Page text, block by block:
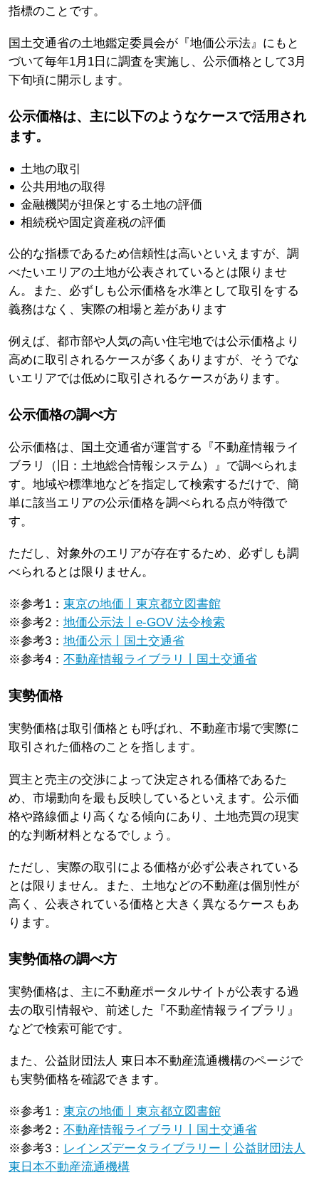
指標のことです。
国土交通省の土地鑑定委員会が『地価公示法』にもと
づいて毎年1月1日に調査を実施し、公示価格として3月
下旬頃に開示します。
公示価格は、主に以下のようなケースで活用され
ます。
土地の取引
公共用地の取得
金融機関が担保とする土地の評価
相続税や固定資産税の評価
公的な指標であるため信頼性は高いといえますが、調
べたいエリアの土地が公表されているとは限りませ
ん。また、必ずしも公示価格を水準として取引をする
義務はなく、実際の相場と差があります
例えば、都市部や人気の高い住宅地では公示価格より
高めに取引されるケースが多くありますが、そうでな
いエリアでは低めに取引されるケースがあります。
公示価格の調べ方
公示価格は、国土交通省が運営する『不動産情報ライ
ブラリ（旧：土地総合情報システム）』で調べられま
す。地域や標準地などを指定して検索するだけで、簡
単に該当エリアの公示価格を調べられる点が特徴で
す。
ただし、対象外のエリアが存在するため、必ずしも調
べられるとは限りません。
※参考1： 東京の地価丨東京都立図書館
※参考2： 地価公示法丨e-GOV 法令検索
※参考3： 地価公示丨国土交通省
※参考4： 不動産情報ライブラリ丨国土交通省
実勢価格
実勢価格は取引価格とも呼ばれ、不動産市場で実際に
取引された価格のことを指します。
買主と売主の交渉によって決定される価格であるた
め、市場動向を最も反映しているといえます。公示価
格や路線価より高くなる傾向にあり、土地売買の現実
的な判断材料となるでしょう。
ただし、実際の取引による価格が必ず公表されている
とは限りません。また、土地などの不動産は個別性が
高く、公表されている価格と大きく異なるケースもあ
ります。
実勢価格の調べ方
実勢価格は、主に不動産ポータルサイトが公表する過
去の取引情報や、前述した『不動産情報ライブラリ』
などで検索可能です。
また、公益財団法人 東日本不動産流通機構のページで
も実勢価格を確認できます。
※参考1： 東京の地価丨東京都立図書館
※参考2： 不動産情報ライブラリ丨国土交通省
※参考3： レインズデータライブラリー丨公益財団法人
東日本不動産流通機構